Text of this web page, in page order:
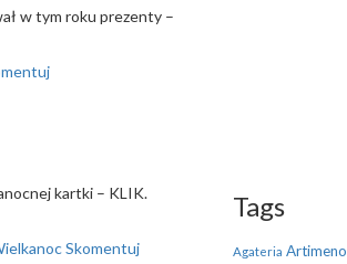
w tym roku prezenty –
kartki – KLIK.
Skomentuj
Tags
Agateria Artimeno